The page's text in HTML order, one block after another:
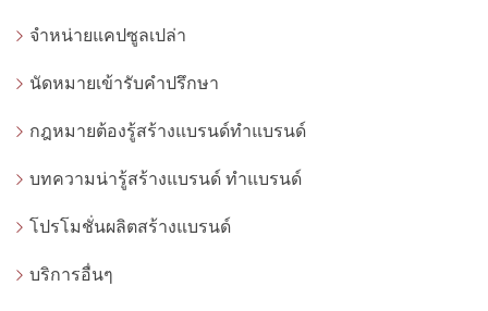
จำหน่ายแคปซูลเปล่า
นัดหมายเข้ารับคำปรึกษา
กฎหมายต้องรู้สร้างแบรนด์ทำแบรนด์
บทความน่ารู้สร้างแบรนด์ ทำแบรนด์
โปรโมชั่นผลิตสร้างแบรนด์
บริการอื่นๆ